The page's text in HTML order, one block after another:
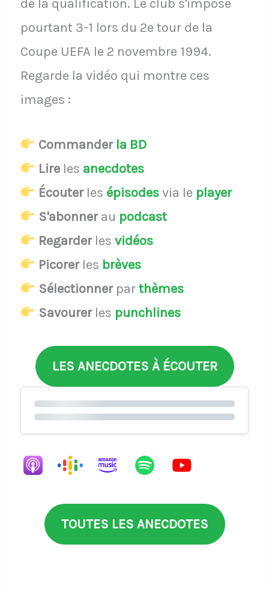
de la qualification. Le club s'impose
pourtant 3-1 lors du 2e tour de la
Coupe UEFA le 2 novembre 1994.
Regarde la vidéo qui montre ces
images :
Commander la BD
Lireles anecdotes
Écouterles épisodesvia le player
S'abonnerau podcast
Regarderles vidéos
Picorerles brèves
Sélectionnerparthèmes
Savourerles punchlines
LES ANECDOTES À ÉCOUTER
TOUTES LES ANECDOTES